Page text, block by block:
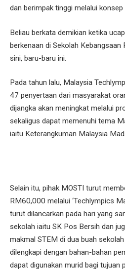
dan berimpak tinggi melalui konsep
Beliau berkata demikian ketika
berkenaan di Sekolah Kebangsaan
sini, baru-baru ini.
Pada tahun lalu, Malaysia
47 penyertaan dari masyarakat
dijangka akan meningkat melalui
sekaligus dapat memenuhi tema
iaitu Keterangkuman Malaysia
Selain itu, pihak MOSTI turut
RM60,000 melalui ‘Techlympics
turut dilancarkan pada hari yang
sekolah iaitu SK Pos Bersih dan
makmal STEM di dua buah
dilengkapi dengan bahan-bahan
dapat digunakan murid bagi tujuan